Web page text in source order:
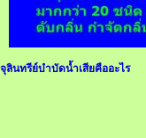
จุลินทรีย์บำบัดน้ำเสียคืออะไร